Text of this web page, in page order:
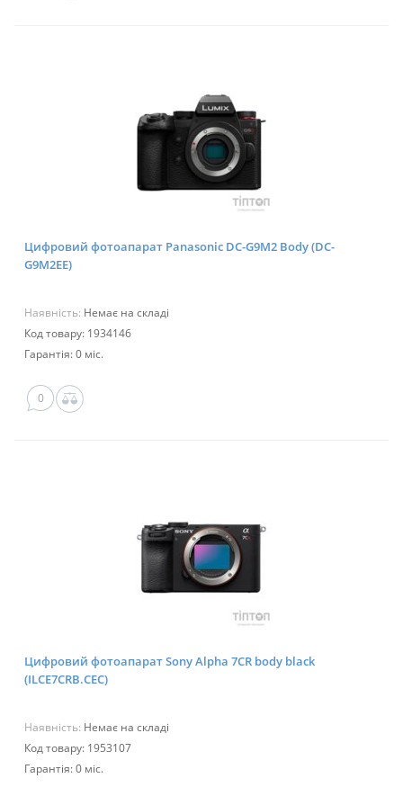
Цифровий фотоапарат Panasonic DC-G9M2 Body (DC-
G9M2EE)
Наявність: Немає на складі
Код товару: 1934146
Гарантія: 0 міс.
0
Цифровий фотоапарат Sony Alpha 7CR body black
(ILCE7CRB.CEC)
Наявність: Немає на складі
Код товару: 1953107
Гарантія: 0 міс.